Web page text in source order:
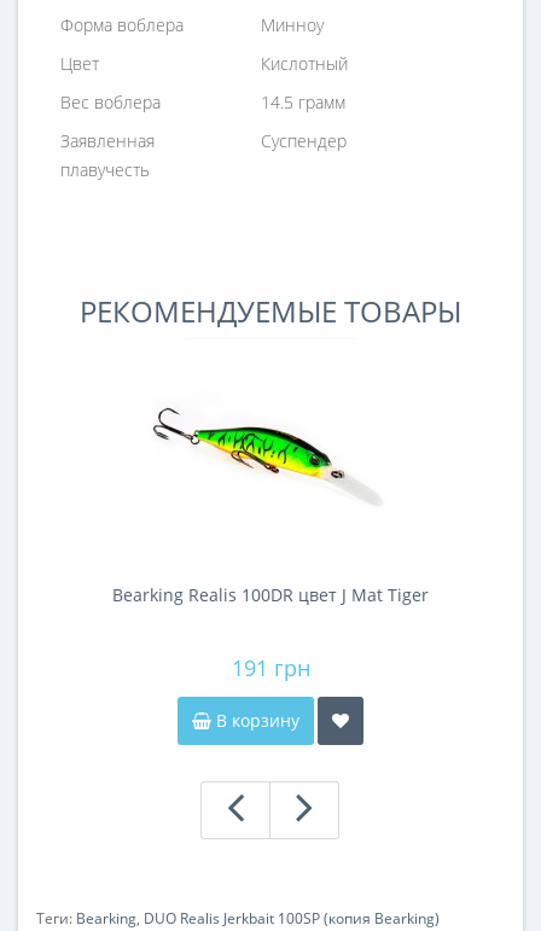
Форма воблера
Минноу
Цвет
Кислотный
Вес воблера
14.5 грамм
Заявленная
плавучесть
Суспендер
РЕКОМЕНДУЕМЫЕ ТОВАРЫ
Bearking Realis 100DR цвет J Mat Tiger
191 грн
В корзину
Теги: Bearking, DUO Realis Jerkbait 100SP (копия Bearking)